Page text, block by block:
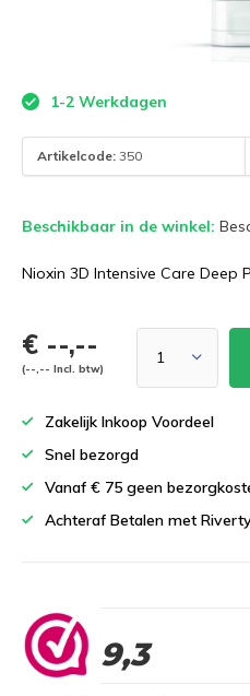
1-2 Werkdagen
Artikelcode: 350
Beschikbaar in de winkel:
Nioxin 3D Intensive Care Deep
€ --,--
(--,-- Incl. btw)
Zakelijk Inkoop Voordeel
Snel bezorgd
Vanaf € 75 geen
Achteraf Betalen met
9,3